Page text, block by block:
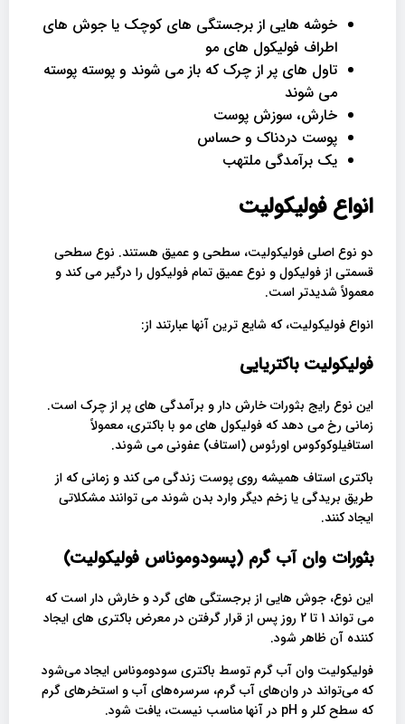
خوشه هایی از برجستگی های کوچک یا جوش های
اطراف فولیکول های مو
تاول های پر از چرک که باز می شوند و پوسته پوسته
می شوند
خارش، سوزش پوست
پوست دردناک و حساس
یک برآمدگی ملتهب
انواع فولیکولیت
دو نوع اصلی فولیکولیت، سطحی و عمیق هستند. نوع سطحی
قسمتی از فولیکول و نوع عمیق تمام فولیکول را درگیر می کند و
معمولاً شدیدتر است.
انواع فولیکولیت، که شایع ترین آنها عبارتند از:
فولیکولیت باکتریایی
این نوع رایج بثورات خارش دار و برآمدگی های پر از چرک است.
زمانی رخ می دهد که فولیکول های مو با باکتری، معمولاً
استافیلوکوکوس اورئوس (استاف) عفونی می شوند.
باکتری استاف همیشه روی پوست زندگی می کند و زمانی که از
طریق بریدگی یا زخم دیگر وارد بدن شوند می توانند مشکلاتی
ایجاد کنند.
بثورات وان آب گرم (پسودوموناس فولیکولیت)
این نوع، جوش هایی از برجستگی های گرد و خارش دار است که
می تواند 1 تا 2 روز پس از قرار گرفتن در معرض باکتری های ایجاد
کننده آن ظاهر شود.
فولیکولیت وان آب گرم توسط باکتری سودوموناس ایجاد می‌شود
که می‌تواند در وان‌های آب گرم، سرسره‌های آب و استخرهای گرم
که سطح کلر و pH در آنها مناسب نیست، یافت شود.